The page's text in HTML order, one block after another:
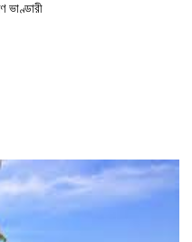
ভাণ্ডারী